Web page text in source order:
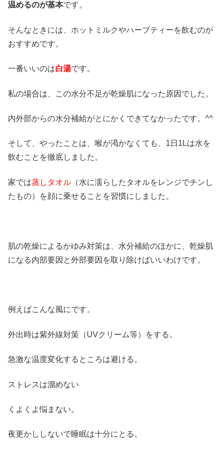
温めるのが基本です。
そんなときには、ホットミルクやハーブティーを飲むのが
おすすめです。
一番いいのは白湯です。
私の場合は、この水分不足が乾燥肌になった原因でした。
内外部からの水分補給がとにかくできてなかったです。^^
そして、やったことは、喉が渇かなくても、1日1Lは水を
飲むことを徹底しました。
家では蒸しタオル （水に濡らしたタオルをレンジでチンし
たもの）を顔に乗せることを習慣にしました。
肌の乾燥によるかゆみ対策は、水分補給のほかに、乾燥肌
になる内部要因と外部要因を取り除けばいいわけです。
例えばこんな風にです。
外出時は紫外線対策（UVクリーム等）をする。
急激な温度変化するところは避ける。
ストレスは溜めない
くよくよ悩まない。
夜更かししないで睡眠は十分にとる。